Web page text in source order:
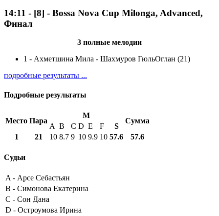
14:11 - [8] - Bossa Nova Cup Milonga, Advanced,
Финал
3 полные мелодии
1 - Ахметшина Мила - Шахмуров ГюльОглан (21)
подробные результаты ...
Подробные результаты
Место Пара
M
Сумма
A B C D E F
S
1
21 10 8.7 9 10 9.9 10 57.6 57.6
Судьи
A - Арсе Себастьян
B - Симонова Екатерина
C - Сон Дана
D - Остроумова Ирина